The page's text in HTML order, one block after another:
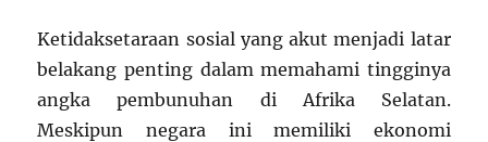
Ketidaksetaraan sosial yang akut menjadi latar
belakang penting dalam memahami tingginya
angka pembunuhan di Afrika Selatan.
Meskipun negara ini memiliki ekonomi